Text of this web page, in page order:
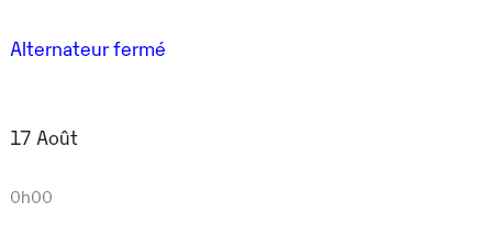
Alternateur fermé
17 Août
0h00